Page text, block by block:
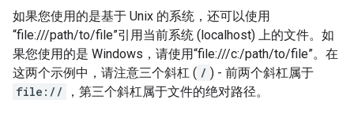
如果您使用的是基于 Unix 的系统，还可以使用
“file:///path/to/file”引用当前系统 (localhost) 上的文件。如
果您使用的是 Windows，请使用“file:///c:/path/to/file”。在
这两个示例中，请注意三个斜杠 ( / ) - 前两个斜杠属于
file://
，第三个斜杠属于文件的绝对路径。